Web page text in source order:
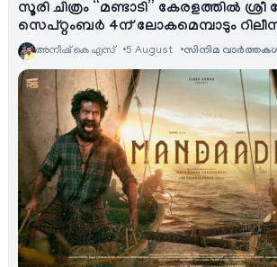
സൂരി ചിത്രം “മണ്ടാടി” കേരളത്തിൽ
സെപ്റ്റംബർ 4ന് ലോകമെമ്പാടും
അനീഷ്‌ കെ എസ് 5 August സിനിമ